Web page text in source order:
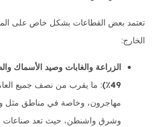
تعتمد بعض القطاعات بشكل خاص على
الخارج:
الزراعة والغابات وصيد الأسماك
49٪)
: ما يقرب من نصف جميع
مهاجرون، وخاصة في مناطق مثل
وشرق واشنطن، حيث تعد صناعات